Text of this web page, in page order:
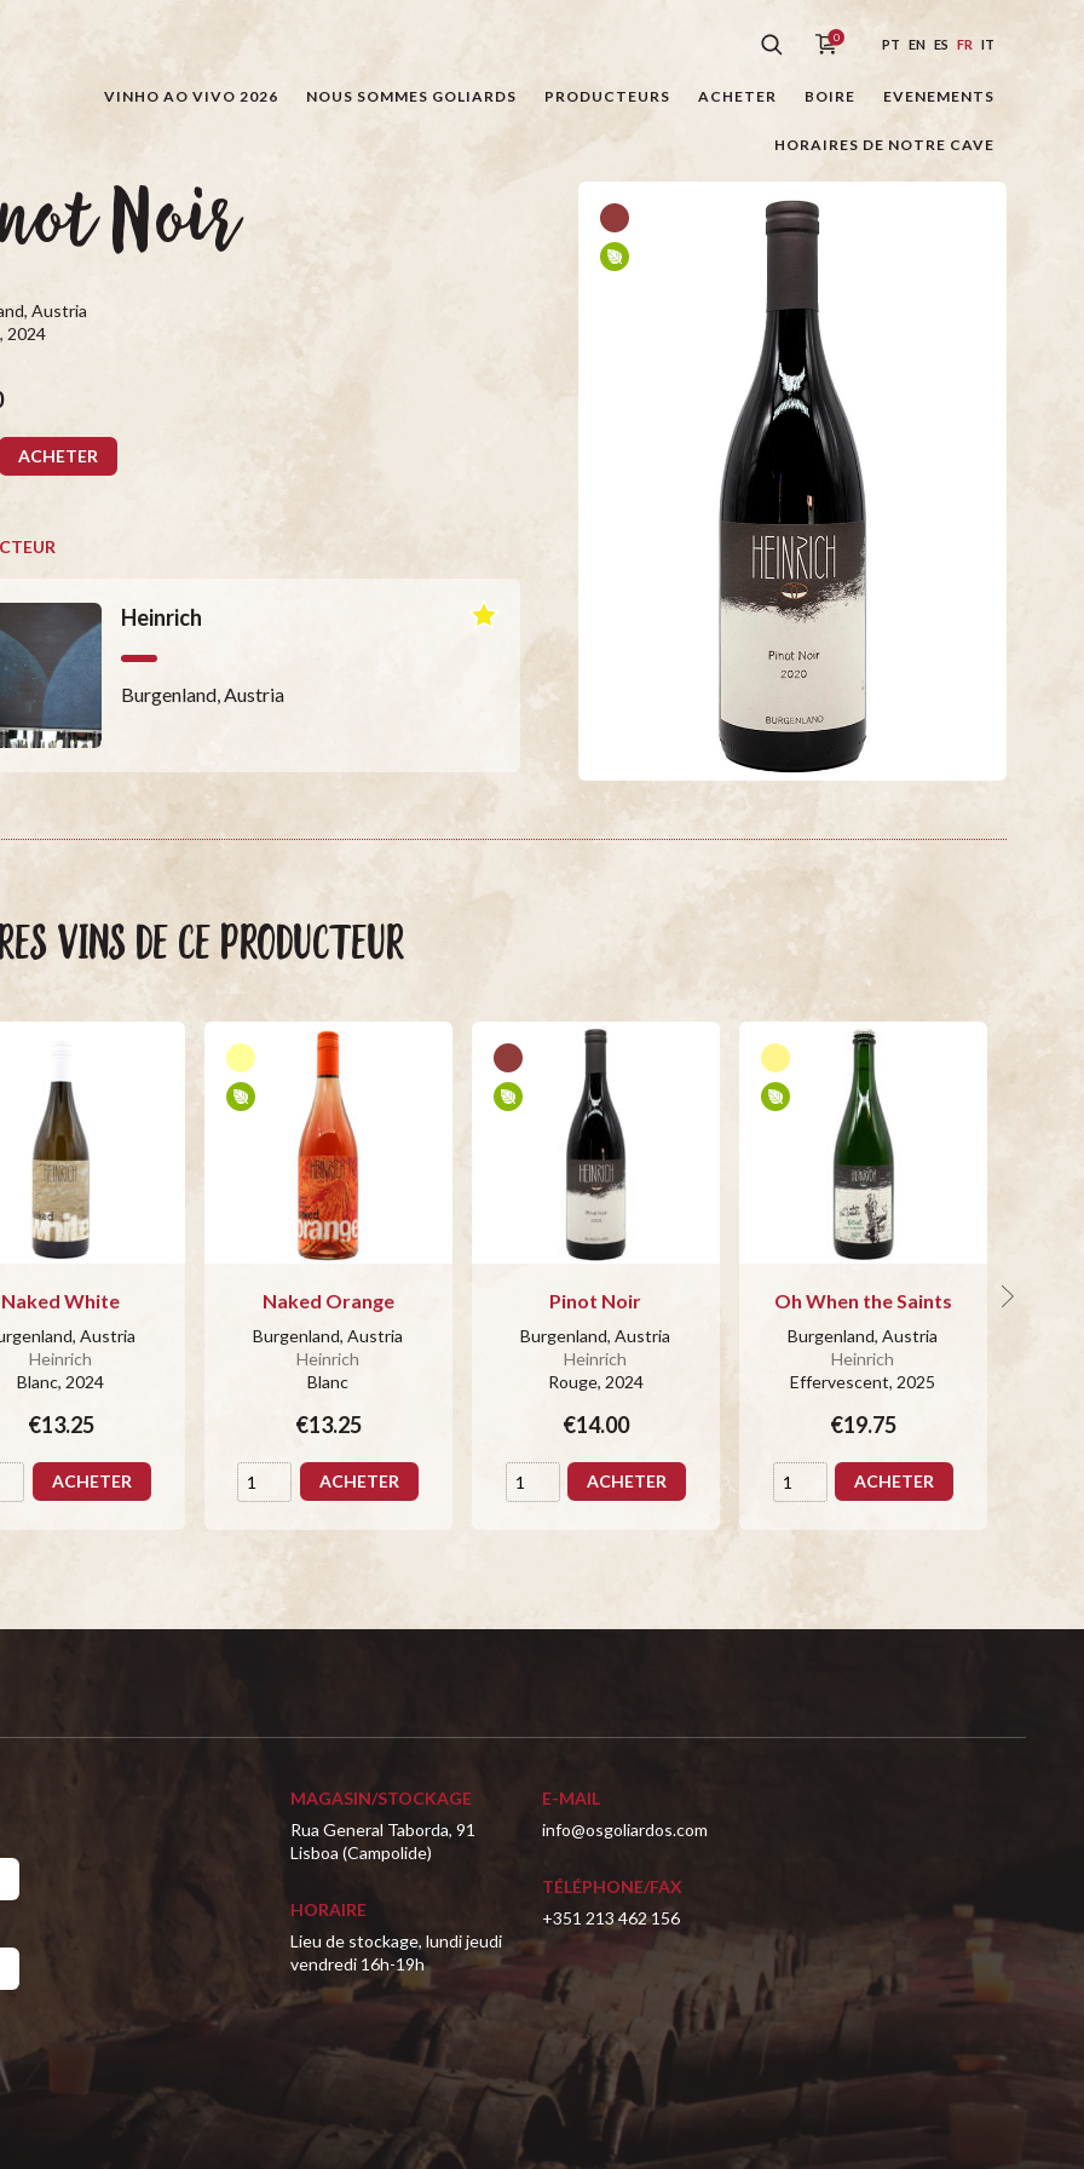
0 PT EN ES FR IT
VINHO AO VIVO 2026 NOUS SOMMES GOLIARDS PRODUCTEURS ACHETER BOIRE EVENEMENTS
HORAIRES DE NOTRE CAVE
Noir
Austria
, 2024
ACHETER
Heinrich
Burgenland, Austria
VINS DE CE PRODUCTEUR
Naked White
Austria
Heinrich
Blanc, 2024
€13.25
ACHETER
Naked Orange
Burgenland, Austria
Heinrich
Blanc
€13.25
ACHETER
Pinot Noir
Burgenland, Austria
Heinrich
Rouge, 2024
€14.00
ACHETER
Oh When the Saints
Burgenland, Austria
Heinrich
Effervescent, 2025
€19.75
ACHETER
MAGASIN/STOCKAGE
Rua General Taborda, 91
Lisboa (Campolide)
HORAIRE
Lieu de stockage, lundi jeudi
vendredi 16h-19h
E-MAIL
info@osgoliardos.com
TÉLÉPHONE/FAX
+351 213 462 156